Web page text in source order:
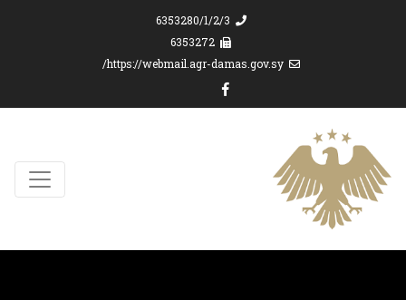
6353280/1/2/3
6353272
https://webmail.agr-damas.gov.sy/